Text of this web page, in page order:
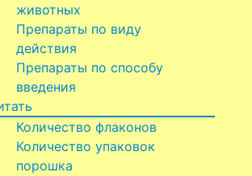
животных
Препараты по виду
действия
Препараты по способу
введения
Количество флаконов
Количество упаковок
порошка